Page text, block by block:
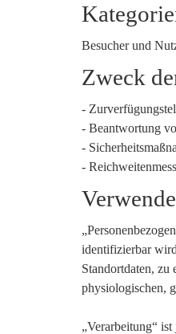
Besucher und
Zweck
-
- Beantwortung
-
-
identifizierbar
Standortdaten,
physiologischen,
„Verarbeitung“